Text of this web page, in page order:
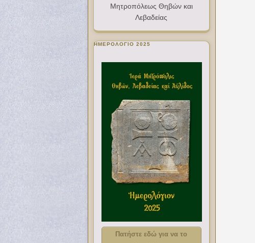
Μητροπόλεως Θηβών και
Λεβαδείας
ΗΜΕΡΟΛΟΓΙΟ 2025
Πατήστε εδώ για να το